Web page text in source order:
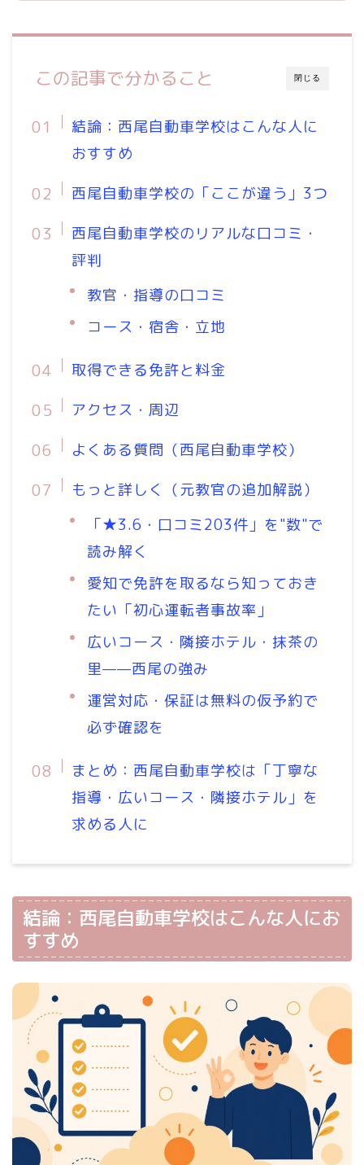
閉じる
この記事で分かること
結論：西尾自動車学校はこんな人に
おすすめ
西尾自動車学校の「ここが違う」3つ
西尾自動車学校のリアルな口コミ・
評判
教官・指導の口コミ
コース・宿舎・立地
取得できる免許と料金
アクセス・周辺
よくある質問（西尾自動車学校）
もっと詳しく（元教官の追加解説）
「★3.6・口コミ203件」を"数"で
読み解く
愛知で免許を取るなら知っておき
たい「初心運転者事故率」
広いコース・隣接ホテル・抹茶の
里——西尾の強み
運営対応・保証は無料の仮予約で
必ず確認を
まとめ：西尾自動車学校は「丁寧な
指導・広いコース・隣接ホテル」を
求める人に
結論：西尾自動車学校はこんな人にお
すすめ